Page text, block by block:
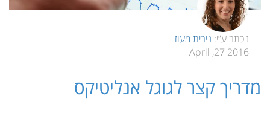
נכתב ע”י: נירית מעוז
2016 27, April
מדריך קצר לגוגל אנליטיקס